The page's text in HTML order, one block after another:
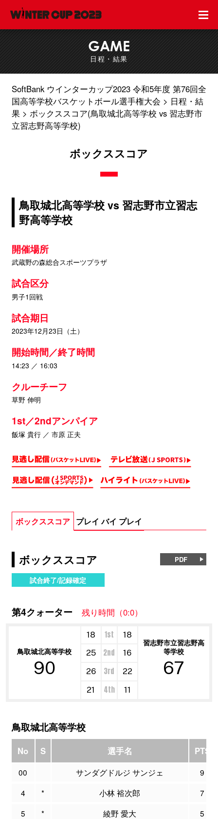
GAME
日程・結果
SoftBank ウインターカップ2023 令和5年度 第76回全
国高等学校バスケットボール選手権大会
日程・結
果
ボックススコア(鳥取城北高等学校 vs 習志野市
立習志野高等学校)
ボックススコア
鳥取城北高等学校 vs 習志野市立習志
野高等学校
開催場所
武蔵野の森総合スポーツプラザ
試合区分
男子1回戦
試合期日
2023年12月23日（土）
開始時間／終了時間
14:23 ／ 16:03
クルーチーフ
草野 伸明
1st／2ndアンパイア
飯塚 貴行 ／ 市原 正夫
ボックススコア プレイ バイ プレイ
ボックススコア PDF
試合終了/記録確定
第4クォーター 残り時間（0:0）
鳥取城北高等学校
90
18 1st 18
習志野市立習志野高
等学校
67
25 2nd
16
26
3rd
22
21
4th 11
鳥取城北高等学校
No S 選手名 PTS
00 サンダグドルジ サンジェ
9
4
* 小林 裕次郎
7
5
* 綾野 愛大
5